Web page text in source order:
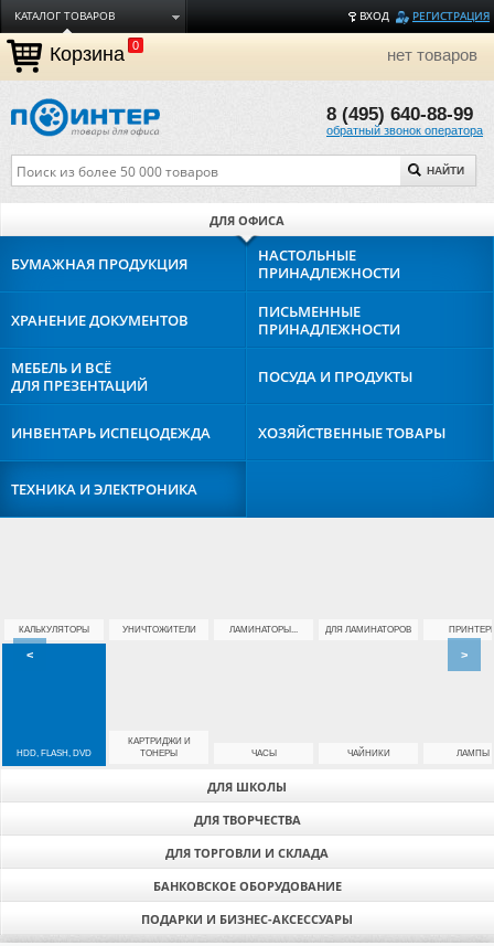
ВХОД РЕГИСТРАЦИЯ
КАТАЛОГ ТОВАРОВ
ДОСТАВКА
ОПЛАТА
ТОРГОВЫЕ МАРКИ
О КОМПАНИИ
Корзина 0 нет товаров
8 (495) 640-88-99
обратный звонок оператора
НАЙТИ
ДЛЯ ОФИСА
ДЛЯ ШКОЛЫ
ДЛЯ ТВОРЧЕСТВА
ДЛЯ ТОРГОВЛИ И СКЛАДА
БАНКОВСКОЕ ОБОРУДОВАНИЕ
ПОДАРКИ И БИЗНЕС-АКСЕССУАРЫ
БУМАЖНАЯ ПРОДУКЦИЯ
НАСТОЛЬНЫЕ
ПРИНАДЛЕЖНОСТИ
ХРАНЕНИЕДОКУМЕНТОВ
ПИСЬМЕННЫЕ
ПРИНАДЛЕЖНОСТИ
МЕБЕЛЬ И ВСЁ
ДЛЯ ПРЕЗЕНТАЦИЙ
ПОСУДА И ПРОДУКТЫ
ИНВЕНТАРЬ ИСПЕЦОДЕЖДА ХОЗЯЙСТВЕННЫЕТОВАРЫ
ТЕХНИКА ИЭЛЕКТРОНИКА
КАЛЬКУЛЯТОРЫ УНИЧТОЖИТЕЛИ ЛАМИНАТОРЫ... ДЛЯ ЛАМИНАТОРОВ
HDD, FLASH, DVD
КАРТРИДЖИ И
ТОНЕРЫ
ЧАСЫ ЧАЙНИКИ ЛАМПЫ
< >